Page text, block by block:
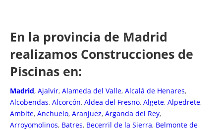
En la provincia de Madrid
realizamos Construcciones de
Piscinas en:
Madrid, Ajalvir, Alameda del Valle, Alcalá de Henares,
Alcobendas, Alcorcón, Aldea del Fresno, Algete, Alpedrete,
Ambite, Anchuelo, Aranjuez, Arganda del Rey,
Arroyomolinos, Batres, Becerril de la Sierra, Belmonte de